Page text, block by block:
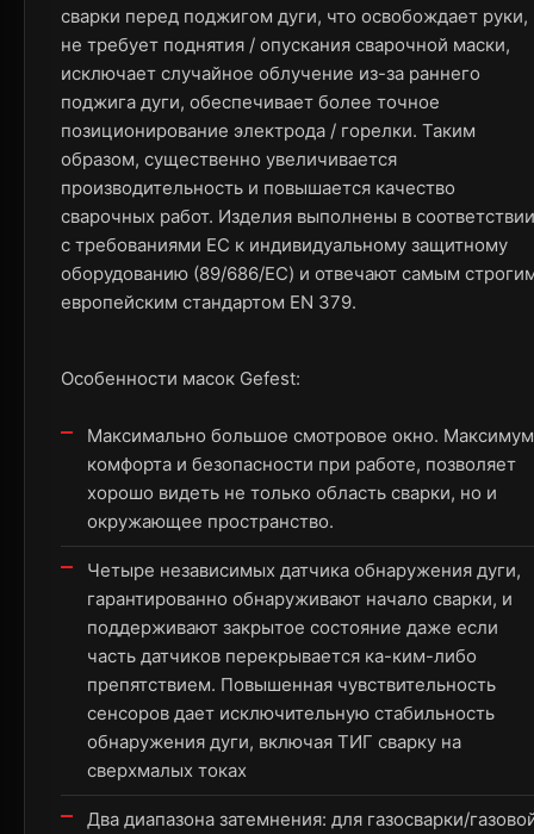
сварки перед поджигом дуги, что освобождает руки,
не требует поднятия / опускания сварочной маски,
исключает случайное облучение из-за раннего
поджига дуги, обеспечивает более точное
позиционирование электрода / горелки. Таким
образом, существенно увеличивается
производительность и повышается качество
сварочных работ. Изделия выполнены в соответствии
с требованиями ЕС к индивидуальному защитному
оборудованию (89/686/EC) и отвечают самым
европейским стандартом EN 379.
Особенности масок Gefest:
Максимально большое смотровое окно. Максимум
комфорта и безопасности при работе, позволяет
хорошо видеть не только область сварки, но и
окружающее пространство.
Четыре независимых датчика обнаружения дуги,
гарантированно обнаруживают начало сварки, и
поддерживают закрытое состояние даже если
часть датчиков перекрывается ка-ким-либо
препятствием. Повышенная чувствительность
сенсоров дает исключительную стабильность
обнаружения дуги, включая ТИГ сварку на
сверхмалых токах
Два диапазона затемнения: для газосварки/